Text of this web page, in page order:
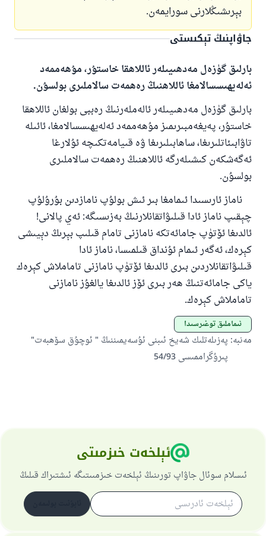
بېرىشىڭلارنى سورايمەن.
جاۋاپنىڭ تېكىستى
بارلىق گۈزەل مەدھىيىلەر ئاللاھقا خاستۇر، مۇھەممەد
ئەلەيھىسسالامغا ئاللاھنىڭ رەھمەت سالاملىرى بولسۇن.
بارلىق گۈزەل مەدھىيىلەر ئالەملەرنىڭ رەببى بولغان ئاللاھقا
خاستۇر، پەيغەمبىرىمىز مۇھەممەد ئەلەيھىسسالامغا، ئائىلە
تاۋابىئاتلىرىغا، ساھابىلىرىغا ۋە قىيامەتكىچە ئۇلارغا
ئەگەشكەن كىشىلەرگە ئاللاھنىڭ رەھمەت سالاملىرى
بولسۇن.
ناماز ئارىسىدا ئىمامغا بىر ئىش بولۇپ نامازدىن بۇرۇلۇپ
چېقىپ ناماز ئادا قىلىۋاتقانلارنىڭ بەزىسىگە: ئەي پالانى!
ئالدىغا ئۆتۈپ جامائەتكە نامازنى تامام قىلىپ بېرىڭ دېيىشى
كېرەك، ئەگەر ئىمام ئۇنداق قىلمىسا، ناماز ئادا
قىلىۋاتقانلاردىن بىرى ئالدىغا ئۆتۈپ نامازنى تاماملاش كېرەك
ياكى جامائەتنىڭ ھەر بىرى ئۆز ئالدىغا يالغۇز نامازنى
تاماملاش كېرەك.
ئىماملىق توغىرسىدا
مەنبە: پەزىلەتلىك شەيخ ئىبنى ئۇسەيمىننىڭ " ئوچۇق سۆھبەت"
پىرۇگراممىسى 54/93
ئېلخەت خىزمىتى
ئىسلام سوئال جاۋاپ تورىنىڭ ئېلخەت خىزمىىتىگە ئىشتىراك قىلىڭ
110845 - نومۇرلۇق سوئالنىڭ جاۋابى
ئائىلىنى ساقلاپ قالدى
ئۇممەتكە جاۋاپ بېرىشىمىزگە ياردەم قىلىڭ
پەيغەمبەرئەلەيھىسسالام مۇنداق دېگەن:
ياخشىلىققا باشلارپ قويغان كىشى قىلغۇچىغا
ئوخشاش ساۋاپقا ئېرىشىدۇ
مۇسلىم رىۋايەت قىلغان (1893) ھەدىس
ئىئائە